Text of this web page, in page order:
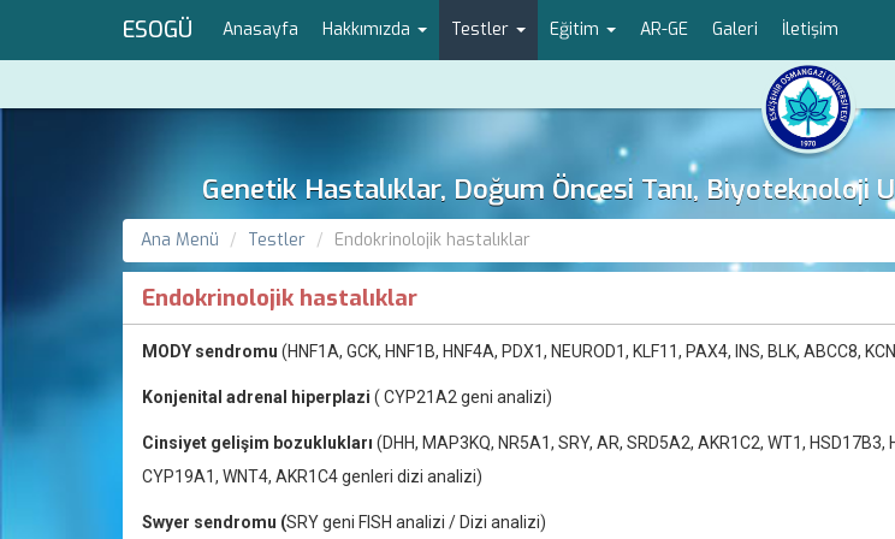
ESOGÜ Anasayfa Hakkımızda Testler Eğitim AR-GE Galeri İletişim
Genetik Hastalıklar, Doğum Öncesi Tanı, Biyoteknoloji
Ana Menü Testler Endokrinolojik hastalıklar
Endokrinolojik hastalıklar
MODY sendromu (HNF1A, GCK, HNF1B, HNF4A, PDX1, NEUROD1, KLF11, PAX4, INS, BLK, ABCC8,
Konjenital adrenal hiperplazi ( CYP21A2 geni analizi)
Cinsiyet gelişim bozuklukları (DHH, MAP3KQ, NR5A1, SRY, AR, SRD5A2, AKR1C2, WT1, HSD17B3,
CYP19A1, WNT4, AKR1C4 genleri dizi analizi)
Swyer sendromu (SRY geni FISH analizi / Dizi analizi)